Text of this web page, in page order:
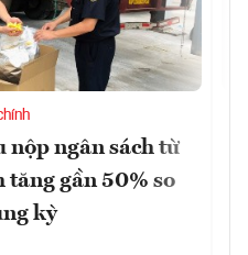
nộp ngân sách từ
tăng gần 50% so
kỳ